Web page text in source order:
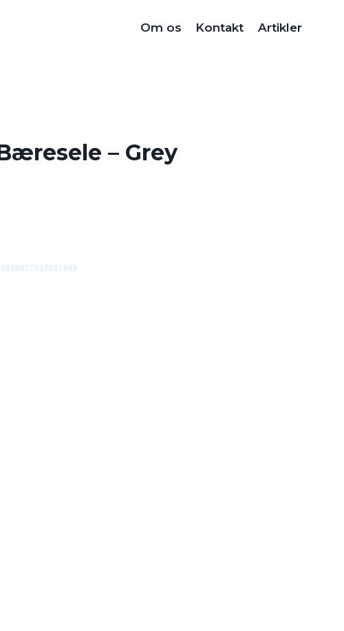
Om os Kontakt Artikler
– Grey